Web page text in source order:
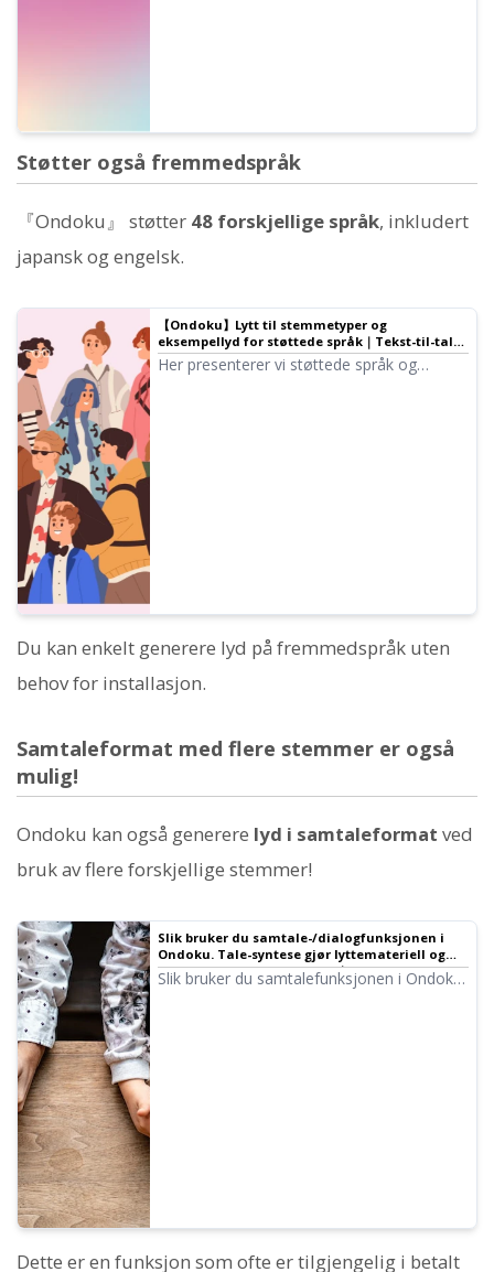
Støtter også fremmedspråk
『Ondoku』 støtter 48 forskjellige språk, inkludert
japansk og engelsk.
【Ondoku】Lytt til stemmetyper og
eksempellyd for støttede språk｜Tekst-til-tale-
programvare Ondoku
Her presenterer vi støttede språk og
Du kan enkelt generere lyd på fremmedspråk uten
behov for installasjon.
Samtaleformat med flere stemmer er også
mulig!
Ondoku kan også generere lyd i samtaleformat ved
bruk av flere forskjellige stemmer!
Slik bruker du samtale-/dialogfunksjonen i
Ondoku. Tale-syntese gjør lyttemateriell og
lange tekster mer praktisk!｜Tekst-til-tale-
programvare Ondoku
Slik bruker du samtalefunksjonen i Ondoku!
Dette er en funksjon som ofte er tilgjengelig i betalt